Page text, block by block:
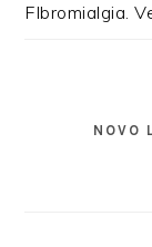
FIbromialgia.
NOVO